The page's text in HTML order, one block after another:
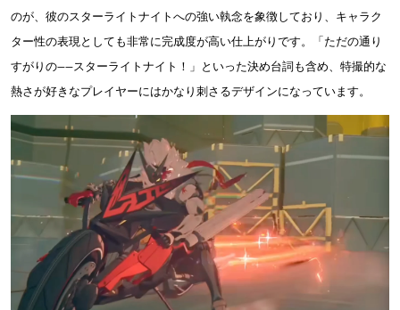
のが、彼のスターライトナイトへの強い執念を象徴しており、キャラク
ター性の表現としても非常に完成度が高い仕上がりです。「ただの通り
すがりの——スターライトナイト！」といった決め台詞も含め、特撮的な
熱さが好きなプレイヤーにはかなり刺さるデザインになっています。